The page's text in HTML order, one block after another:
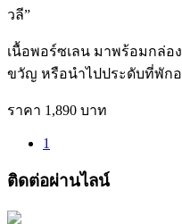
วลี”
เนื้อพอร์ซเลน มาพร้อมกล่อ
ขวัญ หรือนำไปประดับที่พัก
ราคา 1,890 บาท
1
ติดต่อผ่านไลน์